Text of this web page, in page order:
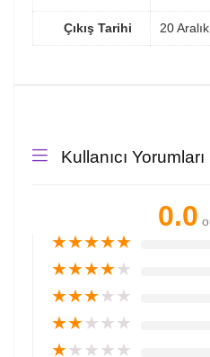
Çıkış Tarihi 20
Kullanıcı Yorumları
0.0
★★★★★
★★★★★
★★★★★
★★★★★
★★★★★